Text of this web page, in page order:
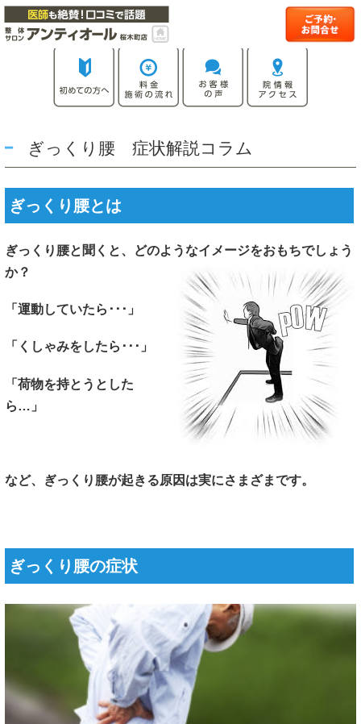
ぎっくり腰 症状解説コラム
ぎっくり腰とは
ぎっくり腰と聞くと、どのようなイメージをおもちでしょう
か？
「運動していたら･･･」
「くしゃみをしたら･･･」
「荷物を持とうとした
ら…」
など、ぎっくり腰が起きる原因は実にさまざまです。
ぎっくり腰の症状